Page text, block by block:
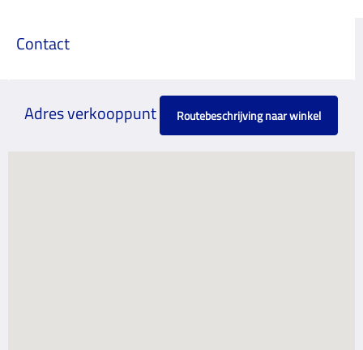
Contact
Adres verkooppunt Routebeschrijving naar winkel